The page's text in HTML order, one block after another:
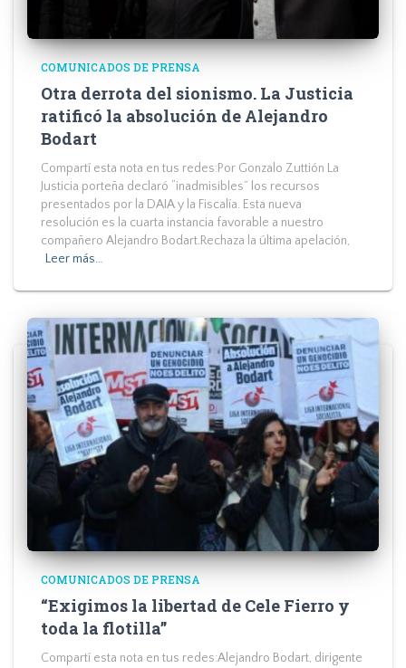
COMUNICADOS DE PRENSA
Otra derrota del sionismo. La Justicia
ratificó la absolución de Alejandro
Bodart
Compartí esta nota en tus redes:Por Gonzalo Zuttión La
Justicia porteña declaró “inadmisibles” los recursos
presentados por la DAIA y la Fiscalía. Esta nueva
resolución es la cuarta instancia favorable a nuestro
compañero Alejandro Bodart.Rechaza la última apelación,
Leer más…
COMUNICADOS DE PRENSA
“Exigimos la libertad de Cele Fierro y
toda la flotilla”
Compartí esta nota en tus redes:Alejandro Bodart, dirigente